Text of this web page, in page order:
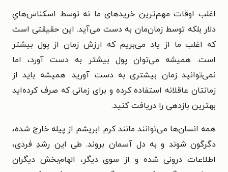
اغلب اوقات مهم‌ترین خریدهای ما نه توسط اسکناس‌هایِ
دلار بلکه توسط زمان‌مان به دست می‌آید. این حقیقتی است
که اغلب ما از یاد می‌بریم که ارزش زمان از پول بیشتر
است. همیشه می‌توان پول بیشتر به دست آورد، اما
نمی‌توانید زمان بیشتری به دست آورید. همیشه باید از
زمانتان عاقلانه استفاده کرده و برای زمانی که صرف کرده‌اید
بهترین بازدهی را دریافت کنید.
همه انسان‌ها می‌توانند مانند کرم ابریشم از پیله خارج شده،
دگرگون شوند و به دل آسمان بروند. طی این رشدِ فردی،
اطلاعات درونی شده و از سوی دیگر، الهام‌بخش دیگران